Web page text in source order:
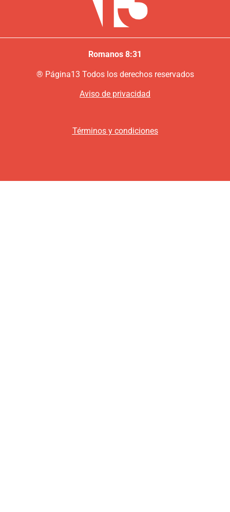
Romanos 8:31
® Página13 Todos los derechos reservados
Aviso de privacidad
Términos y condiciones